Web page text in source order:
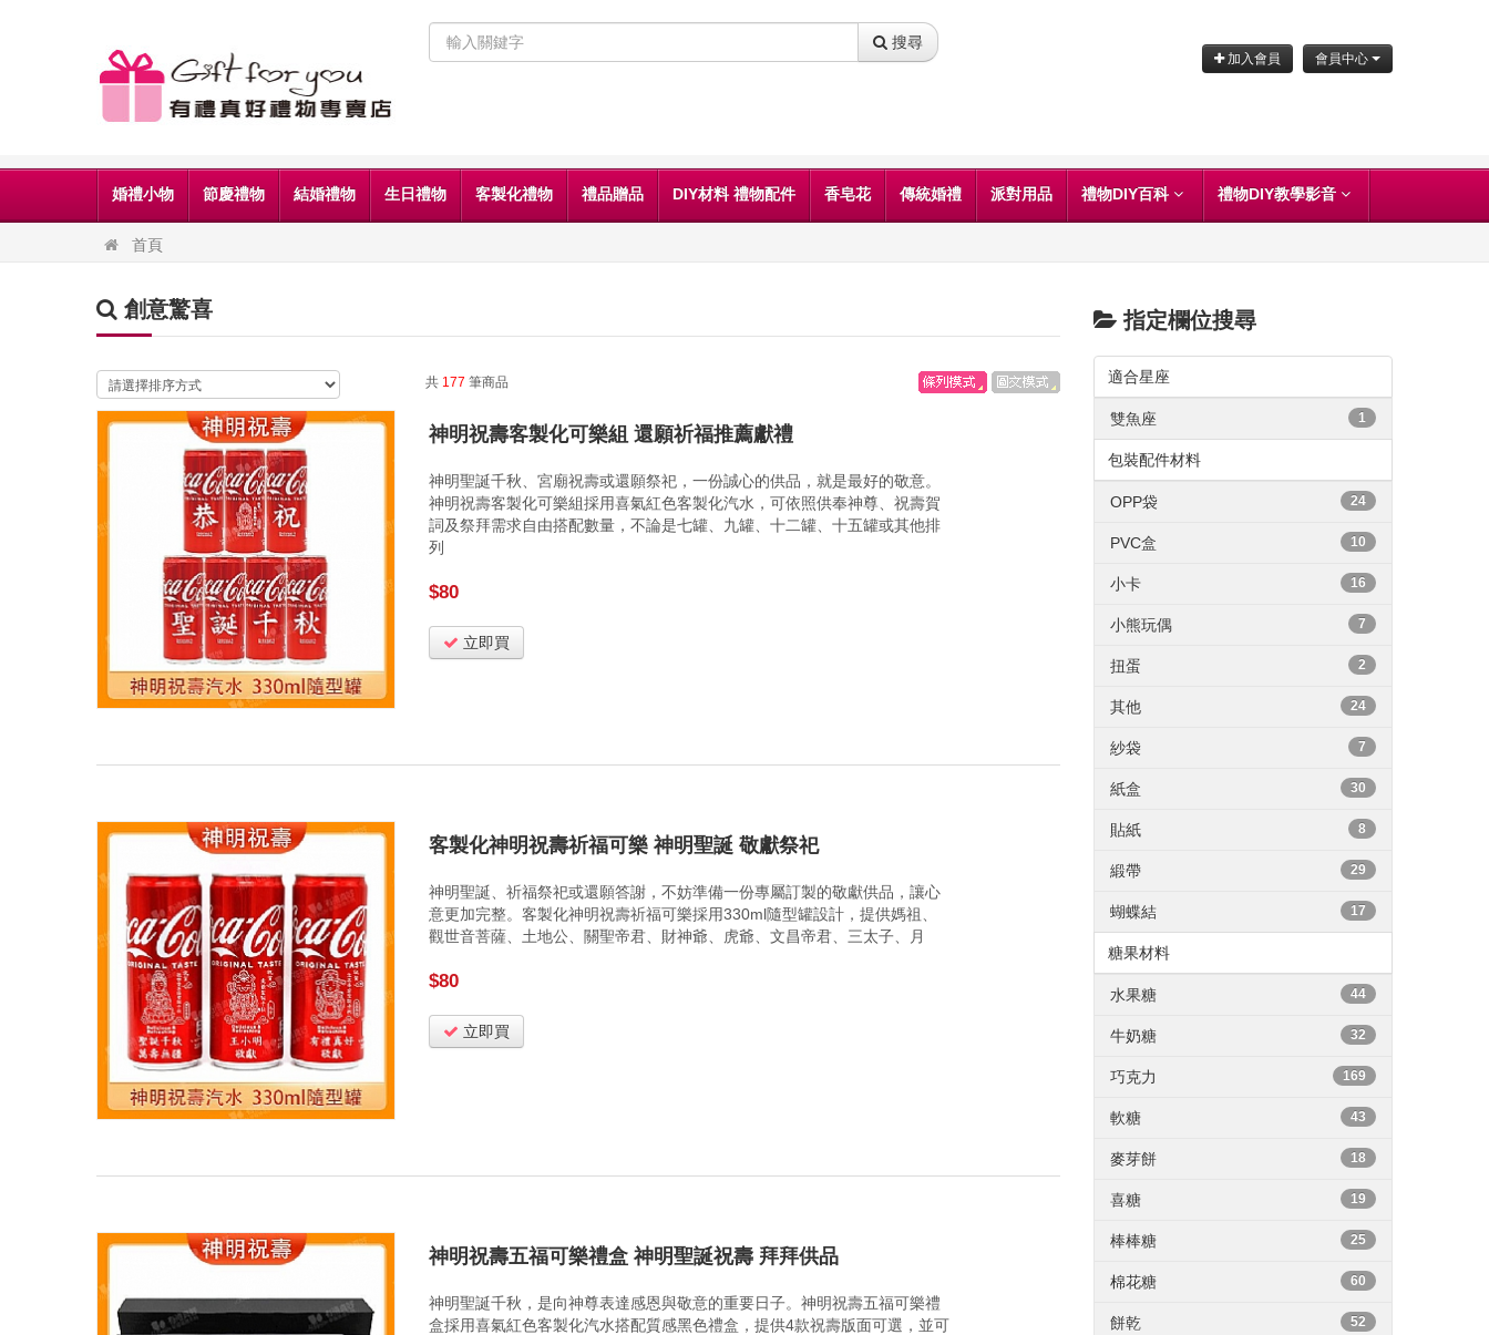
搜尋
加入會員 會員中心
婚禮小物 節慶禮物 結婚禮物 生日禮物 客製化禮物 禮品贈品 DIY材料 禮物配件 香皂花 傳統婚禮 派對用品 禮物DIY百科 禮物DIY教學影音
首頁
創意驚喜
共 177筆商品
神明祝壽客製化可樂組 還願祈福推薦獻禮
神明聖誕千秋、宮廟祝壽或還願祭祀，一份誠心的供品，就是最好的敬意。
神明祝壽客製化可樂組採用喜氣紅色客製化汽水，可依照供奉神尊、祝壽賀
詞及祭拜需求自由搭配數量，不論是七罐、九罐、十二罐、十五罐或其他排
列
$80
立即買
客製化神明祝壽祈福可樂 神明聖誕 敬獻祭祀
神明聖誕、祈福祭祀或還願答謝，不妨準備一份專屬訂製的敬獻供品，讓心
意更加完整。客製化神明祝壽祈福可樂採用330ml隨型罐設計，提供媽祖、
觀世音菩薩、土地公、關聖帝君、財神爺、虎爺、文昌帝君、三太子、月
$80
立即買
神明祝壽五福可樂禮盒 神明聖誕祝壽 拜拜供品
神明聖誕千秋，是向神尊表達感恩與敬意的重要日子。神明祝壽五福可樂禮
盒採用喜氣紅色客製化汽水搭配質感黑色禮盒，提供4款祝壽版面可選，並可
指定欄位搜尋
適合星座
雙魚座 1
包裝配件材料
OPP袋 24
PVC盒 10
小卡 16
小熊玩偶 7
扭蛋 2
其他 24
紗袋 7
紙盒 30
貼紙 8
緞帶 29
蝴蝶結 17
糖果材料
水果糖 44
牛奶糖 32
巧克力 169
軟糖 43
麥芽餅 18
喜糖 19
棒棒糖 25
棉花糖 60
餅乾 52